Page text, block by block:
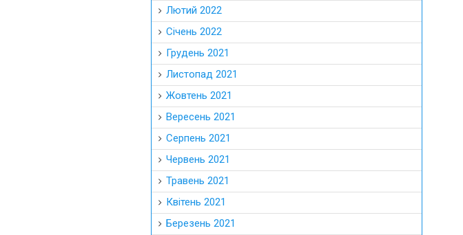
Лютий 2022
Січень 2022
Грудень 2021
Листопад 2021
Жовтень 2021
Вересень 2021
Серпень 2021
Червень 2021
Травень 2021
Квітень 2021
Березень 2021